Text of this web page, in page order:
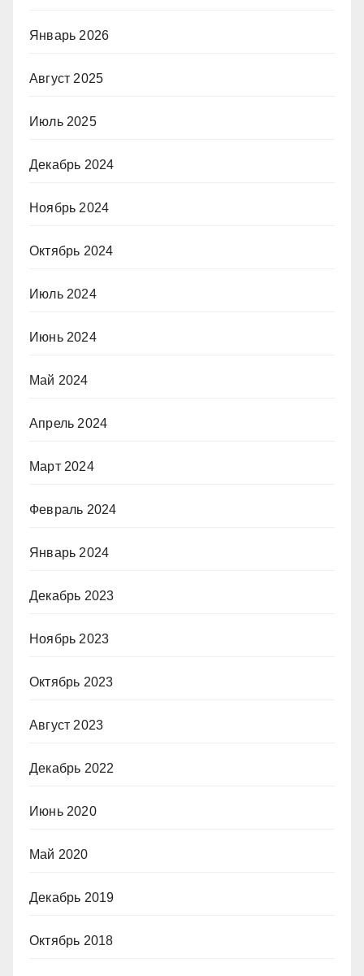
Январь 2026
Август 2025
Июль 2025
Декабрь 2024
Ноябрь 2024
Октябрь 2024
Июль 2024
Июнь 2024
Май 2024
Апрель 2024
Март 2024
Февраль 2024
Январь 2024
Декабрь 2023
Ноябрь 2023
Октябрь 2023
Август 2023
Декабрь 2022
Июнь 2020
Май 2020
Декабрь 2019
Октябрь 2018